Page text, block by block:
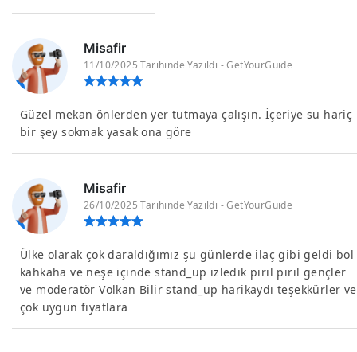
Misafir
11/10/2025 Tarihinde Yazıldı - GetYourGuide
Güzel mekan önlerden yer tutmaya çalışın. İçeriye su hariç
bir şey sokmak yasak ona göre
Misafir
26/10/2025 Tarihinde Yazıldı - GetYourGuide
Ülke olarak çok daraldığımız şu günlerde ilaç gibi geldi bol
kahkaha ve neşe içinde stand_up izledik pırıl pırıl gençler
ve moderatör Volkan Bilir stand_up harikaydı teşekkürler ve
çok uygun fiyatlara